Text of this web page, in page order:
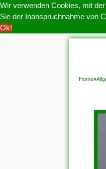
Wir verwenden Cookies, mit
Sie der Inanspruchnahme von
Ok!
Home»